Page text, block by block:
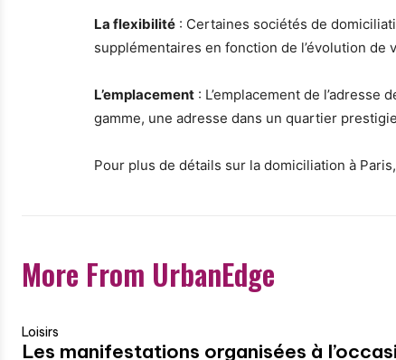
La flexibilité : Certaines sociétés de
supplémentaires en fonction de l’évolution
L’emplacement : L’emplacement de
gamme, une adresse dans un quartier
Pour plus de détails sur la domiciliation à
More From UrbanEdge
Loisirs
Les manifestations organisées à